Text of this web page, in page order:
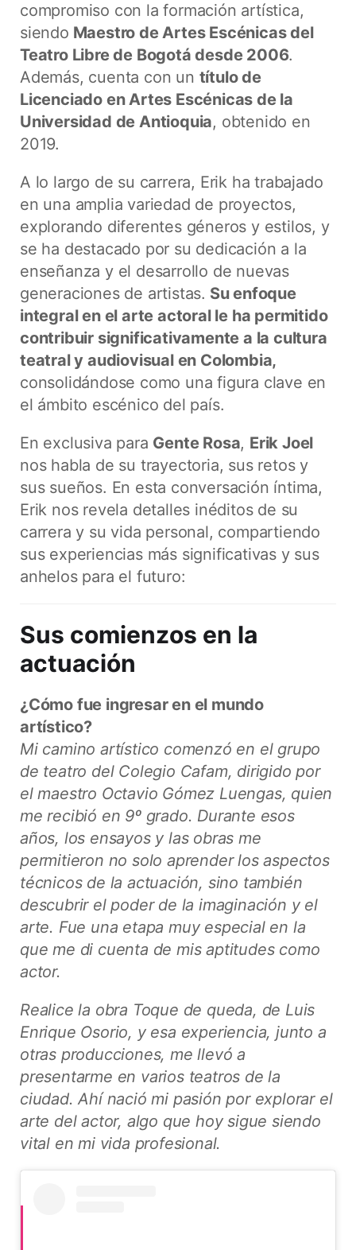
compromiso con la formación artística,
siendo Maestro de Artes Escénicas del
Teatro Libre de Bogotá desde 2006.
Además, cuenta con un título de
Licenciado en Artes Escénicas de la
Universidad de Antioquia, obtenido en
2019.
A lo largo de su carrera, Erik ha trabajado
en una amplia variedad de proyectos,
explorando diferentes géneros y estilos, y
se ha destacado por su dedicación a la
enseñanza y el desarrollo de nuevas
generaciones de artistas. Su enfoque
integral en el arte actoral le ha permitido
contribuir significativamente a la cultura
teatral y audiovisual en Colombia,
consolidándose como una figura clave en
el ámbito escénico del país.
En exclusiva para Gente Rosa, Erik Joel
nos habla de su trayectoria, sus retos y
sus sueños. En esta conversación íntima,
Erik nos revela detalles inéditos de su
carrera y su vida personal, compartiendo
sus experiencias más significativas y sus
anhelos para el futuro:
Sus comienzos en la
actuación
¿Cómo fue ingresar en el mundo
artístico?
Mi camino artístico comenzó en el grupo
de teatro del Colegio Cafam, dirigido por
el maestro Octavio Gómez Luengas, quien
me recibió en 9º grado. Durante esos
años, los ensayos y las obras me
permitieron no solo aprender los aspectos
técnicos de la actuación, sino también
descubrir el poder de la imaginación y el
arte. Fue una etapa muy especial en la
que me di cuenta de mis aptitudes como
actor.
Realice la obra Toque de queda, de Luis
Enrique Osorio, y esa experiencia, junto a
otras producciones, me llevó a
presentarme en varios teatros de la
ciudad. Ahí nació mi pasión por explorar el
arte del actor, algo que hoy sigue siendo
vital en mi vida profesional.